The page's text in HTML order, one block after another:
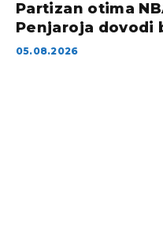
Partizan otima
Penjaroja dovodi
05.08.2026